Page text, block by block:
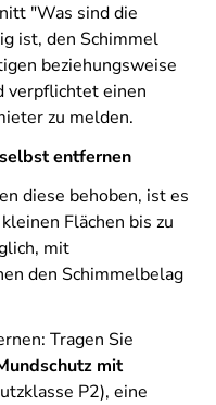
"Was sind die
ist, den Schimmel
beziehungsweise
verpflichtet einen
zu melden.
entfernen
diese behoben, ist es
Flächen bis zu
mit
den Schimmelbelag
Tragen Sie
mit
P2), eine